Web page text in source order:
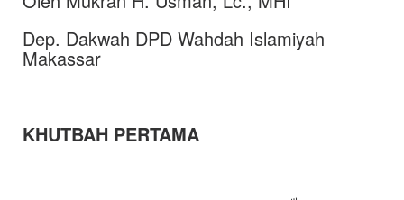
Dep. Dakwah DPD Wahdah Islamiyah
Makassar
KHUTBAH PERTAMA